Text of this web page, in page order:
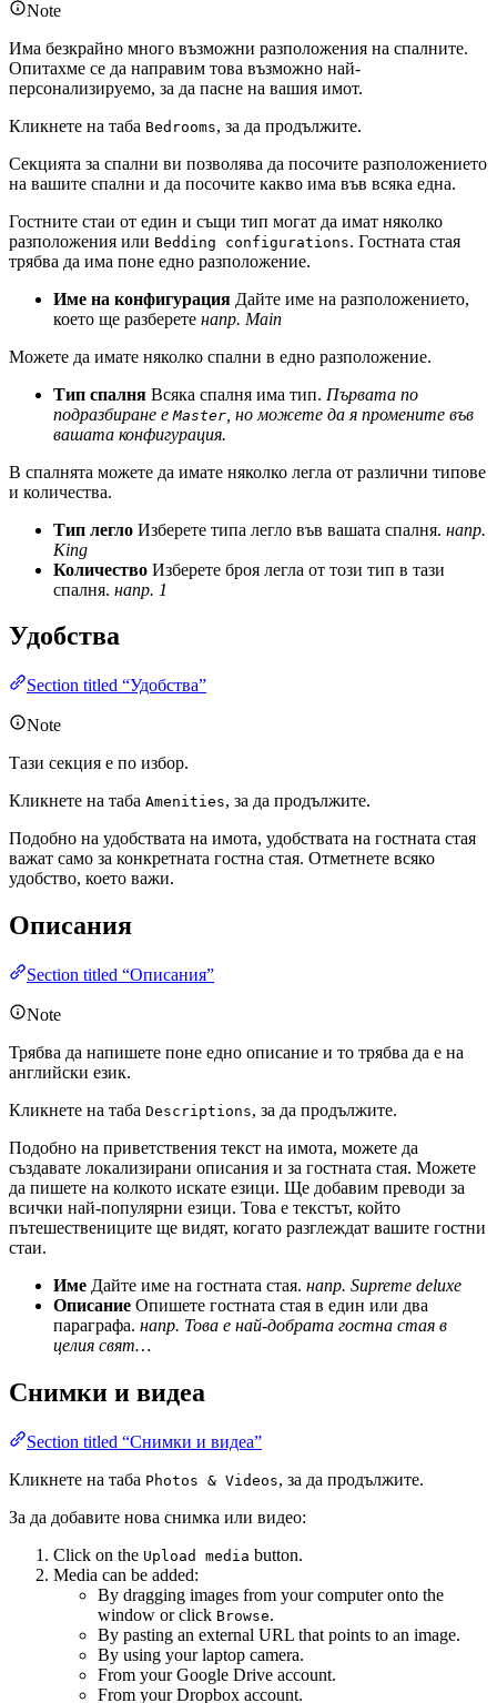
Note
Има безкрайно много възможни разположения на спалните.
Опитахме се да направим това възможно най-
персонализируемо, за да пасне на вашия имот.
Кликнете на таба Bedrooms, за да продължите.
Секцията за спални ви позволява да посочите разположението
на вашите спални и да посочите какво има във всяка една.
Гостните стаи от един и същи тип могат да имат няколко
разположения или Bedding configurations. Гостната стая
трябва да има поне едно разположение.
Име на конфигурация Дайте име на разположението,
което ще разберете напр. Main
Можете да имате няколко спални в едно разположение.
Тип спалня Всяка спалня има тип. Първата по
подразбиране е Master , но можете да я промените във
вашата конфигурация.
В спалнята можете да имате няколко легла от различни типове
и количества.
Тип легло Изберете типа легло във вашата спалня. напр.
King
Количество Изберете броя легла от този тип в тази
спалня. напр. 1
Удобства
Section titled “Удобства”
Note
Тази секция е по избор.
Кликнете на таба Amenities, за да продължите.
Подобно на удобствата на имота, удобствата на гостната стая
важат само за конкретната гостна стая. Отметнете всяко
удобство, което важи.
Описания
Section titled “Описания”
Note
Трябва да напишете поне едно описание и то трябва да е на
английски език.
Кликнете на таба Descriptions, за да продължите.
Подобно на приветствения текст на имота, можете да
създавате локализирани описания и за гостната стая. Можете
да пишете на колкото искате езици. Ще добавим преводи за
всички най-популярни езици. Това е текстът, който
пътешествениците ще видят, когато разглеждат вашите гостни
стаи.
Име Дайте име на гостната стая. напр. Supreme deluxe
Описание Опишете гостната стая в един или два
параграфа. напр. Това е най-добрата гостна стая в
целия свят…
Снимки и видеа
Section titled “Снимки и видеа”
Кликнете на таба Photos & Videos, за да продължите.
За да добавите нова снимка или видео:
Click on the Upload media button.
Media can be added:
By dragging images from your computer onto the
window or click Browse.
By pasting an external URL that points to an image.
By using your laptop camera.
From your Google Drive account.
From your Dropbox account.